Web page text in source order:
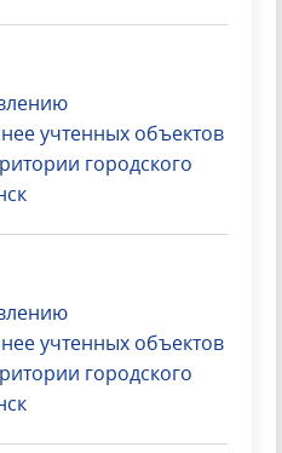
учтенных объектов
городского
учтенных объектов
городского